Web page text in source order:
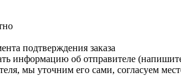
подтверждения заказа
информацию об отправителе
мы уточним его сами, согласуем